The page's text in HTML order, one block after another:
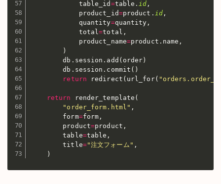
            table_id
=table .id ,
            product_id
=product . id,
            quantity
=quantity ,
            total
=total ,
            product_name
=product . name ,
)
        db
. session . add ( order )
        db
. session . commit ( )
return redirect ( url_for(
return render_template (
"order_form.html" ,
        form
=form ,
        product
=product ,
        table
=table ,
        title
="注文フォーム" ,
)